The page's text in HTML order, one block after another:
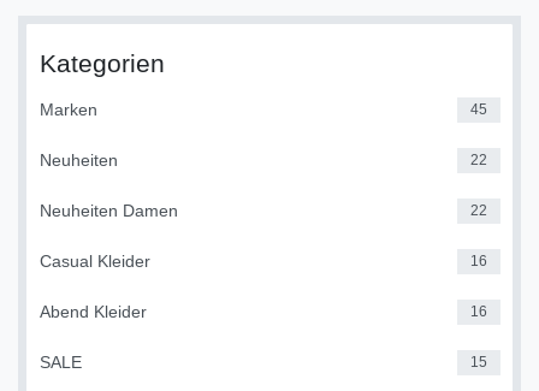
Kategorien
Marken 45
Neuheiten 22
Neuheiten Damen 22
Casual Kleider 16
Abend Kleider 16
SALE 15